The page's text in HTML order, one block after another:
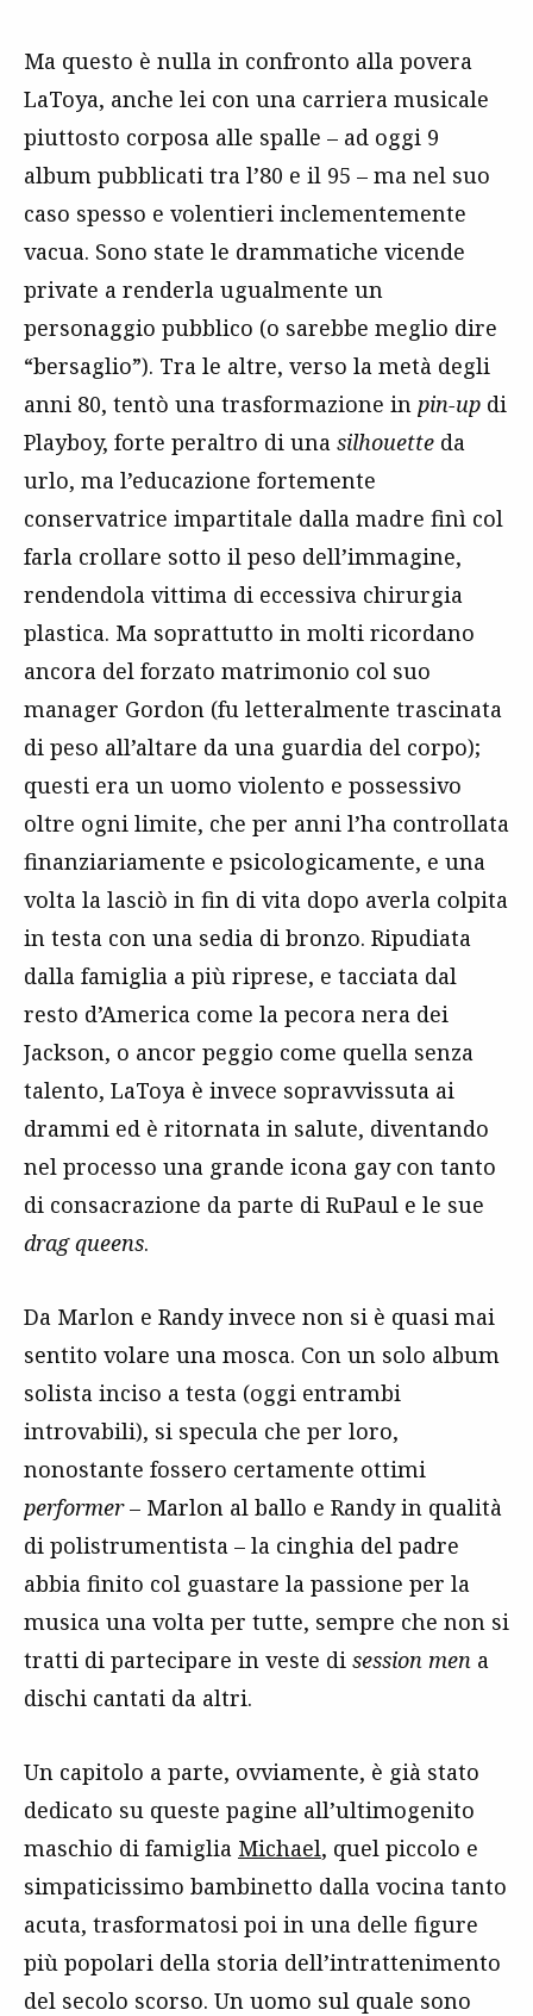
Ma questo è nulla in confronto alla povera
LaToya, anche lei con una carriera musicale
piuttosto corposa alle spalle – ad oggi 9
album pubblicati tra l’80 e il 95 – ma nel suo
caso spesso e volentieri inclementemente
vacua. Sono state le drammatiche vicende
private a renderla ugualmente un
personaggio pubblico (o sarebbe meglio dire
“bersaglio”). Tra le altre, verso la metà degli
anni 80, tentò una trasformazione in pin-up di
Playboy, forte peraltro di una silhouette da
urlo, ma l’educazione fortemente
conservatrice impartitale dalla madre finì col
farla crollare sotto il peso dell’immagine,
rendendola vittima di eccessiva chirurgia
plastica. Ma soprattutto in molti ricordano
ancora del forzato matrimonio col suo
manager Gordon (fu letteralmente trascinata
di peso all’altare da una guardia del corpo);
questi era un uomo violento e possessivo
oltre ogni limite, che per anni l’ha controllata
finanziariamente e psicologicamente, e una
volta la lasciò in fin di vita dopo averla colpita
in testa con una sedia di bronzo. Ripudiata
dalla famiglia a più riprese, e tacciata dal
resto d’America come la pecora nera dei
Jackson, o ancor peggio come quella senza
talento, LaToya è invece sopravvissuta ai
drammi ed è ritornata in salute, diventando
nel processo una grande icona gay con tanto
di consacrazione da parte di RuPaul e le sue
drag queens.
Da Marlon e Randy invece non si è quasi mai
sentito volare una mosca. Con un solo album
solista inciso a testa (oggi entrambi
introvabili), si specula che per loro,
nonostante fossero certamente ottimi
performer– Marlon al ballo e Randy in qualità
di polistrumentista – la cinghia del padre
abbia finito col guastare la passione per la
musica una volta per tutte, sempre che non si
tratti di partecipare in veste di session men a
dischi cantati da altri.
Un capitolo a parte, ovviamente, è già stato
dedicato su queste pagine all’ultimogenito
maschio di famiglia Michael, quel piccolo e
simpaticissimo bambinetto dalla vocina tanto
acuta, trasformatosi poi in una delle figure
più popolari della storia dell’intrattenimento
del secolo scorso. Un uomo sul quale sono